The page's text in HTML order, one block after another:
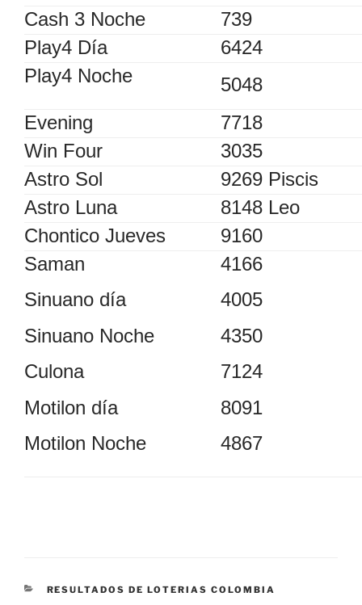
Cash 3 Noche
739
Play4 Día
6424
Play4 Noche
5048
Evening
7718
Win Four
3035
Astro Sol
9269 Piscis
Astro Luna
8148 Leo
Chontico Jueves
9160
Saman
Sinuano día
Sinuano Noche
Culona
Motilon día
Motilon Noche
4166
4005
4350
7124
8091
4867
CATEGORÍAS
RESULTADOS DE LOTERIAS COLOMBIA